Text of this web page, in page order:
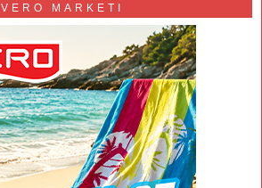
VERO MARKETI